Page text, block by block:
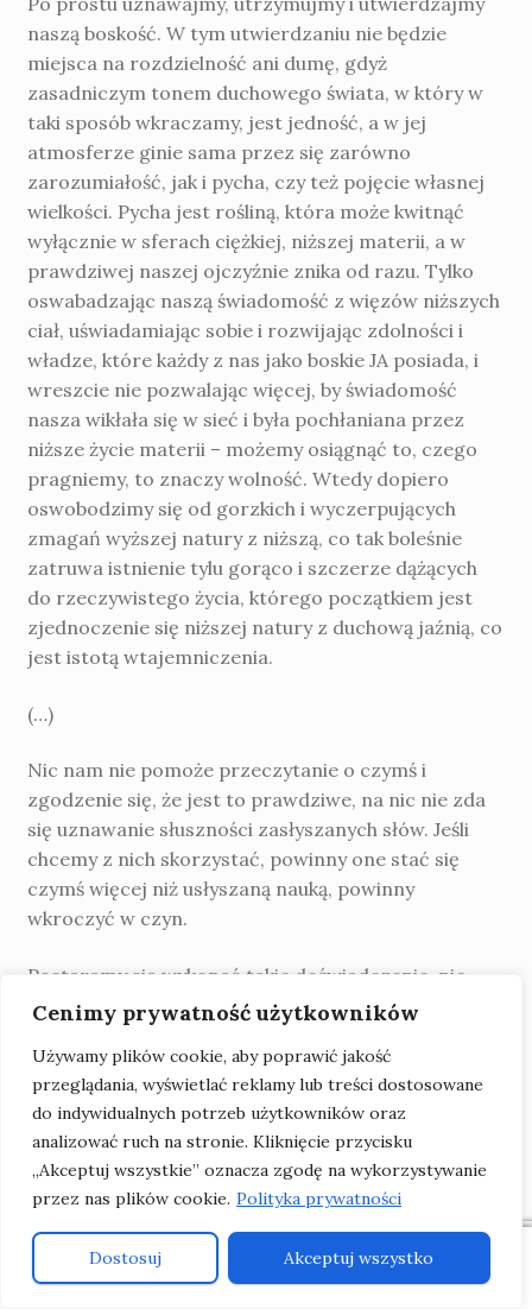
Cenimy prywatność użytkowników
Używamy plików cookie, aby poprawić jakość
przeglądania, wyświetlać reklamy lub treści dostosowane
do indywidualnych potrzeb użytkowników oraz
analizować ruch na stronie. Kliknięcie przycisku
„Akceptuj wszystkie” oznacza zgodę na wykorzystywanie
przez nas plików cookie. Polityka prywatności
Dostosuj Akceptuj wszystko
naszą boskość. W tym utwierdzaniu nie będzie
miejsca na rozdzielność ani dumę, gdyż
zasadniczym to­nem duchowego świata, w który w
taki sposób wkraczamy, jest jedność, a w jej
atmosferze ginie sama przez się zarówno
zarozumiałość, jak i pycha, czy też pojęcie własnej
wielkości. Pycha jest rośliną, która może kwitnąć
wyłącznie w sferach ciężkiej, niższej materii, a w
praw­dziwej naszej ojczyźnie znika od razu. Tylko
oswabadzając naszą świadomość z więzów niższych
ciał, uświadamiając sobie i rozwi­jając zdolności i
władze, które każdy z nas jako boskie JA posiada, i
wreszcie nie poz­walając więcej, by świadomość
nasza wikłała się w sieć i była pochłaniana przez
niższe życie materii – możemy osiągnąć to, czego
pragniemy, to znaczy wolność. Wtedy dopiero
oswobodzimy się od gorzkich i wy­czerpujących
zmagań wyższej natury z niższą, co tak boleśnie
zatruwa istnienie tylu gorąco i szczerze dążących
do rzeczywistego życia, którego początkiem jest
zjed­noczenie się niższej natury z duchową jaźnią, co
jest istotą wtajemniczenia.
(…)
Nic nam nie pomoże przeczytanie o czymś i
zgodzenie się, że jest to prawdziwe, na nic nie zda
się uznawanie słusz­ności zasłyszanych słów. Jeśli
chcemy z nich skorzystać, powinny one stać się
czymś więcej niż usłyszaną nauką, powinny
wkroczyć w czyn.
Postaramy się wykonać takie doświad­czenie, nie
tylko przyznania, że w naszej właściwej
wyplątać tę świadomość z ogra­niczeń, które ją
więżą, a tym samym wznieść ją – wyswobodzoną – w
przynależny jej świat boskiej radości i swobody.
Niemal banalne jest powiedzenie, że nasze czasy
po­trzebują czynów, nie słów; jest to jednak głęboką
prawdą i powinno być urzeczywist­niane w
wykładach i książkach pewnego typu, w których
autor lub mówca nie tylko przedsta­wia pewne
Szukaj:
Szukaj